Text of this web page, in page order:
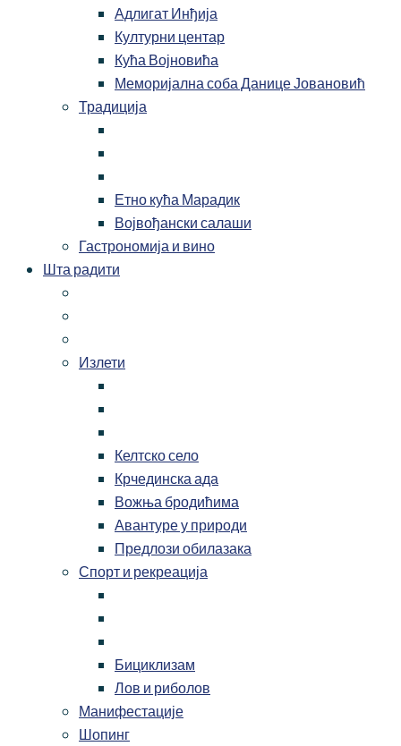
Адлигат Инђија
Културни центар
Кућа Војновића
Меморијална соба Данице Јовановић
Традиција
Етно кућа Марадик
Војвођански салаши
Гастрономија и вино
Шта радити
Излети
Келтско село
Крчединска ада
Вожња бродићима
Авантуре у природи
Предлози обилазака
Спорт и рекреација
Бициклизам
Лов и риболов
Манифестације
Шопинг